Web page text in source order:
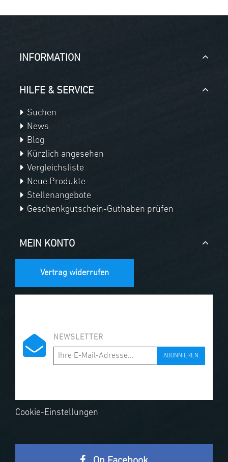
INFORMATION
HILFE & SERVICE
Suchen
News
Blog
Kürzlich angesehen
Vergleichsliste
Neue Produkte
Stellenangebote
Geschenkgutschein-Guthaben prüfen
MEIN KONTO
Vertrag widerrufen
NEWSLETTER
ABONNIEREN
Cookie-Einstellungen